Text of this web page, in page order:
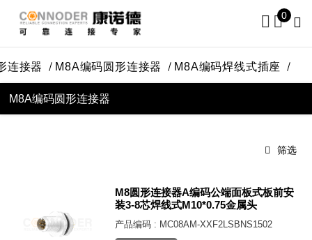
0
连接器 M8A编码圆形连接器 M8A编码焊线式插座
M8A编码圆形连接器
筛选
M8圆形连接器A编码公端面板式板前安
装3-8芯焊线式M10*0.75金属头
产品编码 : MC08AM-XXF2LSBNS1502